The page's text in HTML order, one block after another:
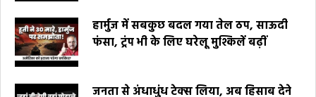
हार्मुज में सबकुछ बदल गया तेल ठप, साऊदी
फंसा, ट्रंप भी के लिए घरेलू मुश्किलें बढ़ीं
जनता से अंधाधुंध टेक्स लिया, अब हिसाब देने